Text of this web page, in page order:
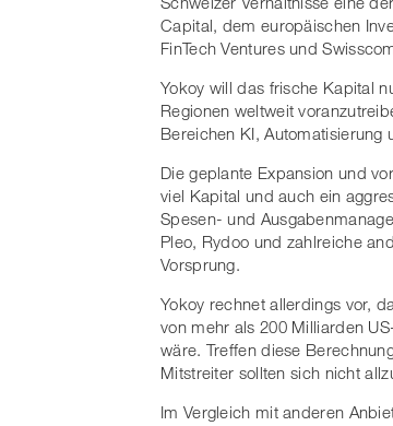
Capital, dem europäischen
FinTech Ventures und
Yokoy will das frische Kapital
Regionen weltweit
Bereichen KI, Automatisierung
Die geplante Expansion und
viel Kapital und auch ein
Spesen- und
Pleo, Rydoo und zahlreiche
Vorsprung.
Yokoy rechnet allerdings vor,
von mehr als 200 Milliarden
wäre. Treffen diese
Mitstreiter sollten sich nicht
Im Vergleich mit anderen